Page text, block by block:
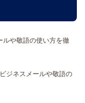
ルや敬語の使い方を徹
ジネスメールや敬語の